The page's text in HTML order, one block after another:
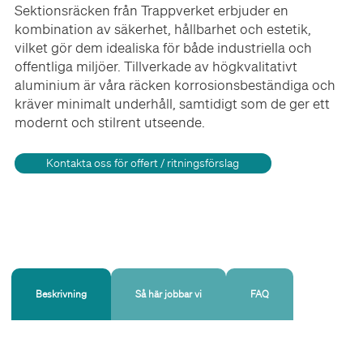
Sektionsräcken från Trappverket erbjuder en
kombination av säkerhet, hållbarhet och estetik,
vilket gör dem idealiska för både industriella och
offentliga miljöer. Tillverkade av högkvalitativt
aluminium är våra räcken korrosionsbeständiga och
kräver minimalt underhåll, samtidigt som de ger ett
modernt och stilrent utseende.
Kontakta oss för offert / ritningsförslag
Beskrivning Så här jobbar vi FAQ